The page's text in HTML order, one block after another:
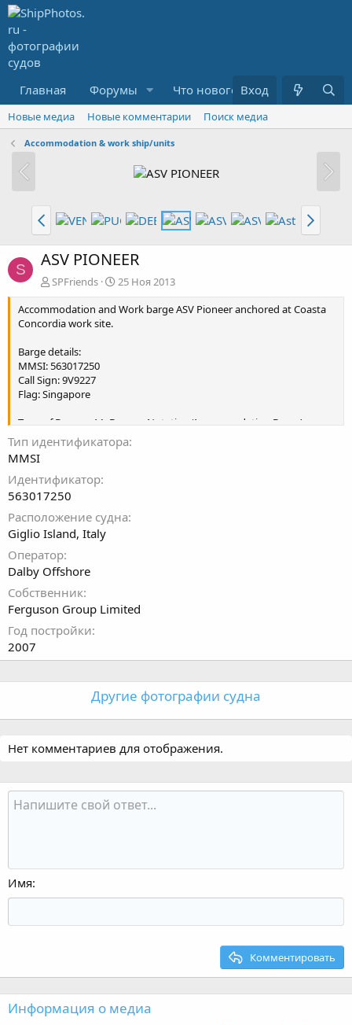
Главная Форумы Что нового? Медиа
Вход
Новые медиа Новые комментарии Поиск медиа
Accommodation & work ship/units
S ASV PIONEER
SPFriends
25 Ноя 2013
Accommodation and Work barge ASV Pioneer anchored at Coasta
Concordia work site.
Barge details:
MMSI: 563017250
Call Sign: 9V9227
Flag: Singapore
Type of Barge: +A1, Barge + Notation ‘Accommodation Barge’
Port of Registry: Singapore
Classification: American Bureau of Shipping (ABS)
Built: Nantong
Тип идентификатора
MMSI
Идентификатор
563017250
Расположение судна
Giglio Island, Italy
Оператор
Dalby Offshore
Собственник
Ferguson Group Limited
Год постройки
2007
Другие фотографии судна
Нет комментариев для отображения.
Имя
Комментировать
Информация о медиа